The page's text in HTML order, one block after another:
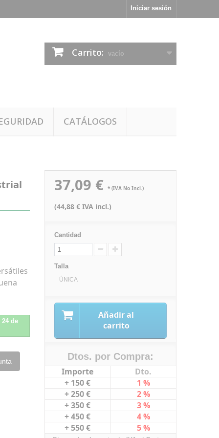
Iniciar sesión
Carrito: vacío
CATÁLOGOS
de
37,09 € * (IVA No Incl.)
(44,88 € IVA incl.)
Cantidad
Talla
ÚNICA
Añadir al
carrito
Dtos. por Compra:
Importe
Dto.
+ 150 €
1 %
+ 250 €
2 %
+ 350 €
3 %
+ 450 €
4 %
+ 550 €
5 %